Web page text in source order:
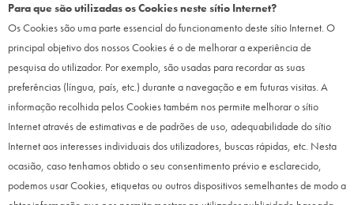
Para que são utilizadas os Cookies neste sítio Internet?
Os Cookies são uma parte essencial do funcionamento deste sítio Internet. O
principal objetivo dos nossos Cookies é o de melhorar a experiência de
pesquisa do utilizador. Por exemplo, são usadas para recordar as suas
preferências (língua, país, etc.) durante a navegação e em futuras visitas. A
informação recolhida pelos Cookies também nos permite melhorar o sítio
Internet através de estimativas e de padrões de uso, adequabilidade do sítio
Internet aos interesses individuais dos utilizadores, buscas rápidas, etc. Nesta
ocasião, caso tenhamos obtido o seu consentimento prévio e esclarecido,
podemos usar Cookies, etiquetas ou outros dispositivos semelhantes de modo a